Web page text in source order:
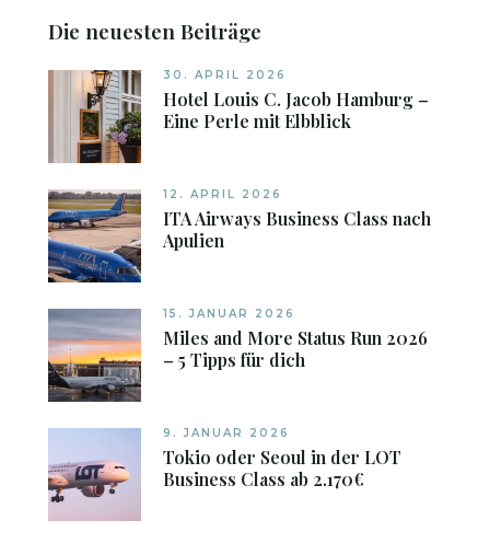
Die neuesten Beiträge
30. APRIL 2026
Hotel Louis C. Jacob Hamburg –
Eine Perle mit Elbblick
12. APRIL 2026
ITA Airways Business Class nach
Apulien
15. JANUAR 2026
Miles and More Status Run 2026
– 5 Tipps für dich
9. JANUAR 2026
Tokio oder Seoul in der LOT
Business Class ab 2.170€